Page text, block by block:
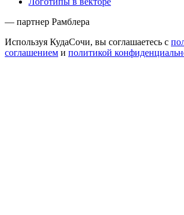
— партнер Рамблера
Используя КудаСочи, вы соглашаетесь с
соглашением и политикой